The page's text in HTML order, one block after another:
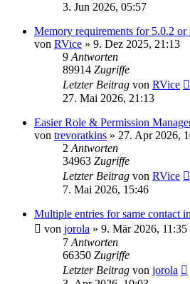
3. Jun 2026, 05:57
Memory requirements for 5.0.2 or
von RVice » 9. Dez 2025, 21:13
9 Antworten
89914 Zugriffe
Letzter Beitrag von RVice
27. Mai 2026, 21:13
Easier Role & Permission
von trevoratkins » 27. Apr 2026,
2 Antworten
34963 Zugriffe
Letzter Beitrag von RVice
7. Mai 2026, 15:46
Multiple entries for same contact
von jorola » 9. Mär 2026, 11:35
7 Antworten
66350 Zugriffe
Letzter Beitrag von jorola